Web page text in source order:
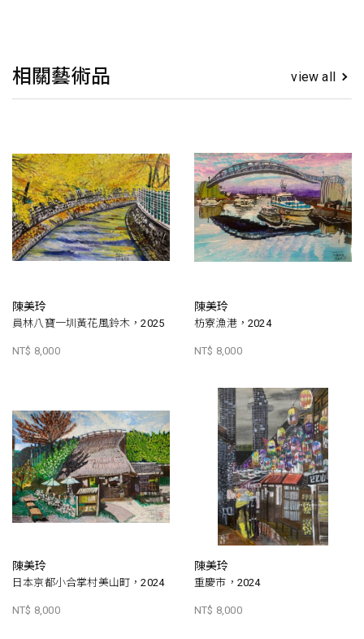
相關藝術品 view all
陳美玲
員林八寶一圳黃花風鈴木，2025
NT$ 8,000
陳美玲
枋寮漁港，2024
NT$ 8,000
陳美玲
日本京都小合掌村美山町，2024
NT$ 8,000
陳美玲
重慶市，2024
NT$ 8,000